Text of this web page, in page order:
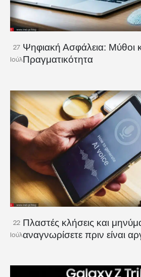
27
Ιούλ
Ψηφιακή Ασφάλεια: Μύθοι
Πραγματικότητα
22
Ιούλ
Πλαστές κλήσεις και
αναγνωρίσετε πριν είναι